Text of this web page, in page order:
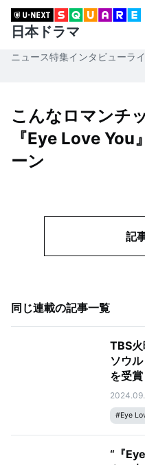
日本ドラマ
ニュース特集インタビューラ
こんなロマンチ
『Eye Love
ーン
記
同じ連載の記事一覧
TBS
ソウ
を受賞
#Eye
“『